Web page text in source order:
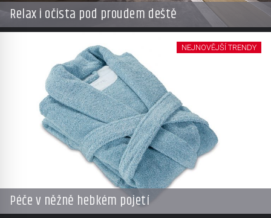
Relax i očista pod proudem deště
Péče v něžně hebkém pojetí
NEJNOVĚJŠÍ TRENDY